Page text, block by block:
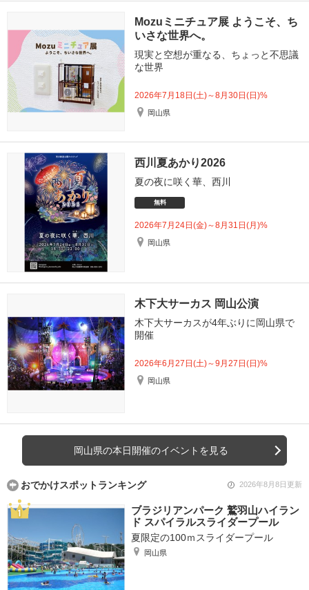
Mozuミニチュア展 ようこそ、ち
いさな世界へ。
現実と空想が重なる、ちょっと不思議
な世界
2026年7月18日(土)～8月30日(日)%
岡山県
西川夏あかり2026
夏の夜に咲く華、西川
無料
2026年7月24日(金)～8月31日(月)%
岡山県
木下大サーカス 岡山公演
木下大サーカスが4年ぶりに岡山県で
開催
2026年6月27日(土)～9月27日(日)%
岡山県
岡山県の本日開催のイベントを見る
おでかけスポットランキング 2026年8月8日更新
ブラジリアンパーク 鷲羽山ハイラン
ド スパイラルスライダープール
夏限定の100ｍスライダープール
岡山県